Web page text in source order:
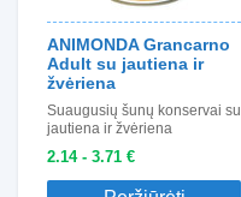
ANIMONDA Grancarno
Adult su jautiena ir
žvėriena
Suaugusių šunų konservai su
jautiena ir žvėriena
2.14 - 3.71 €